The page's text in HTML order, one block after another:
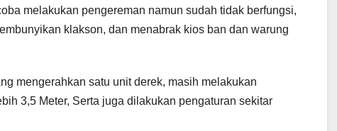
melakukan pengereman namun sudah tidak berfungsi,
klakson, dan menabrak kios ban dan warung
mengerahkan satu unit derek, masih melakukan
3,5 Meter, Serta juga dilakukan pengaturan sekitar